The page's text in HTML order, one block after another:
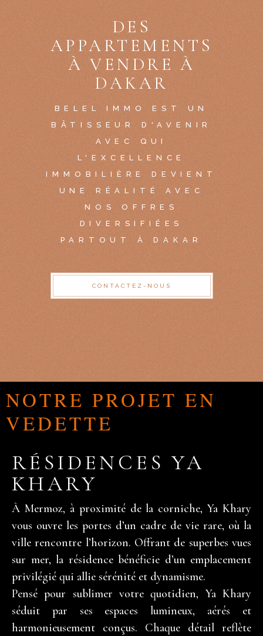
DES
APPARTEMENTS
À VENDRE À
DAKAR
BELEL IMMO EST UN
BÂTISSEUR D'AVENIR
AVEC QUI
L'EXCELLENCE
IMMOBILIÈRE DEVIENT
UNE RÉALITÉ AVEC
NOS OFFRES
DIVERSIFIÉES
PARTOUT À DAKAR
CONTACTEZ-NOUS
NOTRE PROJET EN
VEDETTE
RÉSIDENCES YA
KHARY
À Mermoz, à proximité de la corniche, Ya Khary
vous ouvre les portes d’un cadre de vie rare, où la
ville rencontre l’horizon. Offrant de superbes vues
sur mer, la résidence bénéficie d’un emplacement
privilégié qui allie sérénité et dynamisme.
Pensé pour sublimer votre quotidien, Ya Khary
séduit par ses espaces lumineux, aérés et
harmonieusement conçus. Chaque détail reflète